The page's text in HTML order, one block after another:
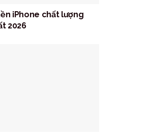
iPhone chất lượng
2026